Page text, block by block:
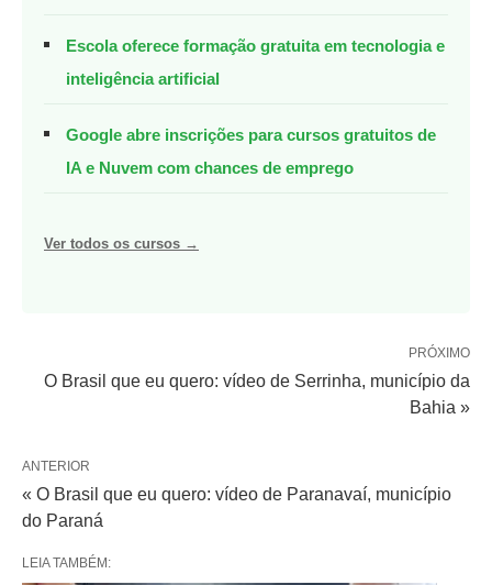
Escola oferece formação gratuita em tecnologia e
inteligência artificial
Google abre inscrições para cursos gratuitos de
IA e Nuvem com chances de emprego
Ver todos os cursos →
PRÓXIMO
O Brasil que eu quero: vídeo de Serrinha, município da
Bahia »
ANTERIOR
« O Brasil que eu quero: vídeo de Paranavaí, município
do Paraná
LEIA TAMBÉM: